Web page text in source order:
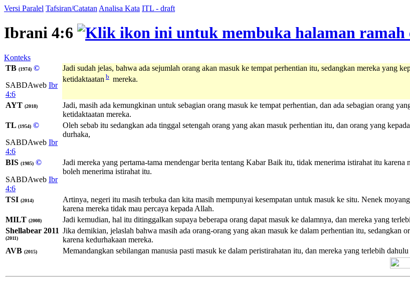
Versi Paralel Tafsiran/Catatan Analisa Kata ITL - draft
Ibrani 4:6
Konteks
TB (1974) ©
SABDAweb Ibr
4:6
Jadi sudah jelas, bahwa ada sejumlah orang akan masuk ke tempat perhentian itu, sedangkan mereka yang
ketidaktaatan b mereka.
AYT (2018)
Jadi, masih ada kemungkinan untuk sebagian orang masuk ke tempat perhentian, dan ada sebagian orang
ketidaktaatan mereka.
TL (1954) ©
SABDAweb Ibr
4:6
Oleh sebab itu sedangkan ada tinggal setengah orang yang akan masuk perhentian itu, dan orang yang
durhaka,
BIS (1985) ©
SABDAweb Ibr
4:6
Jadi mereka yang pertama-tama mendengar berita tentang Kabar Baik itu, tidak menerima istirahat itu
boleh menerima istirahat itu.
TSI (2014)
Artinya, negeri itu masih terbuka dan kita masih mempunyai kesempatan untuk masuk ke situ. Nenek
karena mereka tidak mau percaya kepada Allah.
MILT (2008)
Jadi kemudian, hal itu ditinggalkan supaya beberapa orang dapat masuk ke dalamnya, dan mereka yang
Shellabear 2011
(2011)
Jika demikian, jelaslah bahwa masih ada orang-orang yang akan masuk ke dalam perhentian itu,
karena kedurhakaan mereka.
AVB (2015) Memandangkan sebilangan manusia pasti masuk ke dalam peristirahatan itu, dan mereka yang terlebih